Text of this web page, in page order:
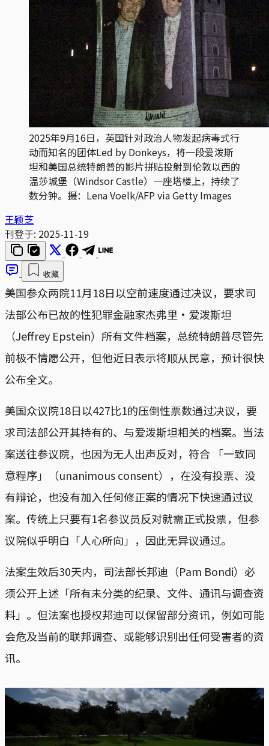
2025年9月16日，英国针对政治人物发起病毒式行
动而知名的团体Led by Donkeys，将一段爱泼斯
坦和美国总统特朗普的影片拼贴投射到伦敦以西的
温莎城堡（Windsor Castle）一座塔楼上，持续了
数分钟。摄：Lena Voelk/AFP via Getty Images
王颖芝
刊登于: 2025-11-19
收藏
美国参众两院11月18日以空前速度通过决议，要求司
法部公布已故的性犯罪金融家杰弗里‧爱泼斯坦
（Jeffrey Epstein）所有文件档案，总统特朗普尽管先
前极不情愿公开，但他近日表示将顺从民意，预计很快
公布全文。
美国众议院18日以427比1的压倒性票数通过决议，要
求司法部公开其持有的、与爱泼斯坦相关的档案。当法
案送往参议院，也因为无人出声反对，符合 「一致同
意程序」（unanimous consent），在没有投票、没
有辩论，也没有加入任何修正案的情况下快速通过议
案。传统上只要有1名参议员反对就需正式投票，但参
议院似乎明白「人心所向」，因此无异议通过。
法案生效后30天内，司法部长邦迪（Pam Bondi）必
须公开上述「所有未分类的纪录、文件、通讯与调查资
料」。但法案也授权邦迪可以保留部分资讯，例如可能
会危及当前的联邦调查、或能够识别出任何受害者的资
讯。